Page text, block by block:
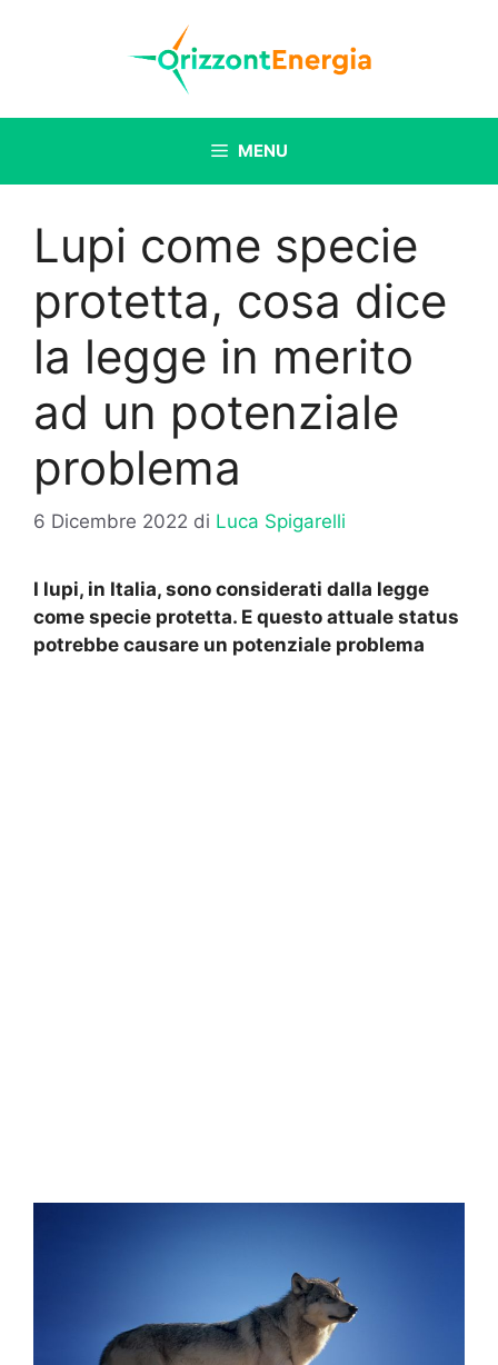
MENU
Lupi come specie
protetta, cosa dice
la legge in merito
ad un potenziale
problema
6 Dicembre 2022 di Luca Spigarelli
I lupi, in Italia, sono considerati dalla legge
come specie protetta. E questo attuale status
potrebbe causare un potenziale problema